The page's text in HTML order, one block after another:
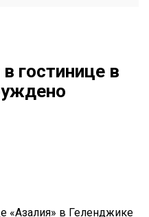
гостинице в
«Азалия» в Геленджике